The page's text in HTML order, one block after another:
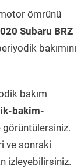
ömrünü
Subaru BRZ
bakımını
bakım
bakim-
görüntülersiniz.
ve sonraki
izleyebilirsiniz.